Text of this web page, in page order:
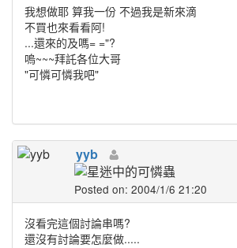
我想做耶 算我一份 不過我是新來滴
不買也來看看阿!
...還來的及嗎= ="?
嗚~~~拜託各位大哥
"可憐可憐我吧"
yyb
Posted on: 2004/1/6 21:20
沒看完這個討論串嗎?
還沒有討論要怎麼做.....